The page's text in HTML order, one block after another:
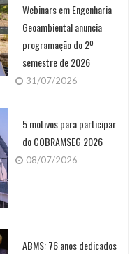
Webinars em Engenharia
Geoambiental anuncia
programação do 2º
semestre de 2026
31/07/2026
5 motivos para participar
do COBRAMSEG 2026
08/07/2026
ABMS: 76 anos dedicados